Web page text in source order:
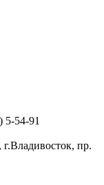
5-54-91
пр.